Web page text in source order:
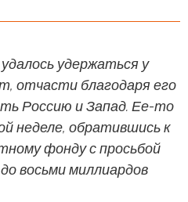
удержаться у
отчасти благодаря его
Россию и Запад. Ее-то
неделе, обратившись к
фонду с просьбой
восьми миллиардов